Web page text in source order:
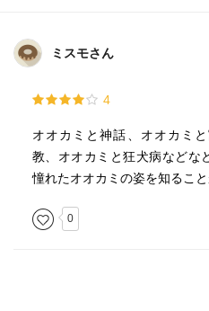
ミスモさん
4
オオカミと神話、オオカミ
教、オオカミと狂犬病など
憧れたオオカミの姿を知ること
0